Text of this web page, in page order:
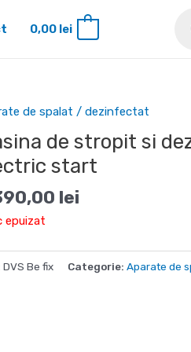
0,00 lei
de spalat / dezinfectat
de stropit si
start
lei
epuizat
DVS Be fix Categorie: Aparate de